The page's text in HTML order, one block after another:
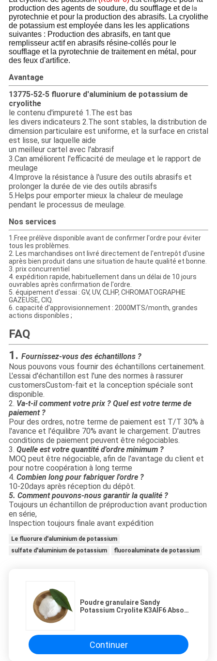
production des agents de soudure, du soufflage et dela
pyrotechnie et pour la production des abrasifs. La cryolithe
de potassium est employée dans les les applications
suivantes : Production des abrasifs, en tant que
remplisseur actif en abrasifs résine-collés pour le
soufflage et la pyrotechnie de traitement en métal, pour
des feux d'artifice.
Avantage
13775-52-5 fluorure d'aluminium de potassium de
cryolithe
le contenu d'impureté 1.The est bas
les divers indicateurs 2.The sont stables, la distribution de
dimension particulaire est uniforme, et la surface en cristal
est lisse, sur laquelle aide
un meilleur cartel avec l'abrasif
3.Can améliorent l'efficacité de meulage et le rapport de
meulage
4.Improve la résistance à l'usure des outils abrasifs et
prolonger la durée de vie des outils abrasifs
5.Helps pour emporter mieux la chaleur de meulage
pendant le processus de meulage.
Nos services
1.Free prélève disponible avant de confirmer l'ordre pour éviter
tous les problèmes.
2. Les marchandises ont livré directement de l'entrepôt d'usine
après bien produit dans une situation de haute qualité et bonne.
3. prix concurrentiel
4. expédition rapide, habituellement dans un délai de 10 jours
ouvrables après confirmation de l'ordre.
5. équipement d'essai : GV, UV, CLHP, CHROMATOGRAPHIE
GAZEUSE, CIQ.
6. capacité d'approvisionnement : 2000MTS/month, grandes
actions disponibles ;
FAQ
1. Fournissez-vous des échantillons ?
Nous pouvons vous fournir des échantillons certainement.
L'essai d'échantillon est l'une des normes à rassurer
customersCustom-fait et la conception spéciale sont
disponible.
2. Va-t-il comment votre prix ? Quel est votre terme de
paiement ?
Pour des ordres, notre terme de paiement est T/T 30% à
l'avance et l'équilibre 70% avant le chargement. D'autres
conditions de paiement peuvent être négociables.
3. Quelle est votre quantité d'ordre minimum ?
MOQ peut être négociable, afin de l'avantage du client et
pour notre coopération à long terme
4. Combien long pour fabriquer l'ordre ?
10-20days après réception du dépôt.
5. Comment pouvons-nous garantir la qualité ?
Toujours un échantillon de préproduction avant production
en série,
Inspection toujours finale avant expédition
Le fluorure d'aluminium de potassium
sulfate d'aluminium de potassium
fluoroaluminate de potassium
Poudre granulaire Sandy
Potassium Cryolite K3AlF6 Absort
Continuer